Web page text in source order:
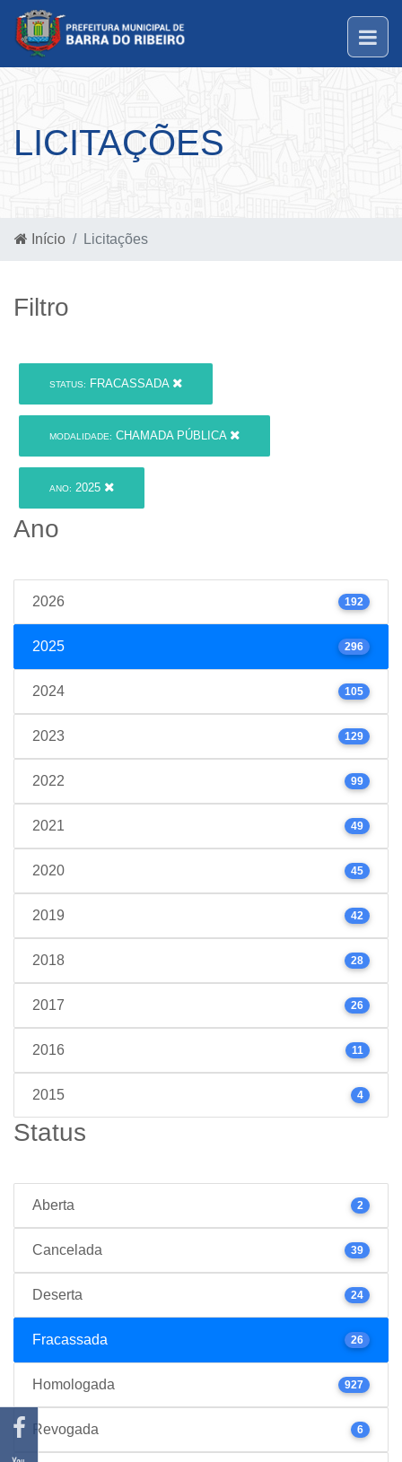
LICITAÇÕES
Início Licitações
Filtro
STATUS: FRACASSADA
MODALIDADE: CHAMADA PÚBLICA
ANO: 2025
Ano
2026 192
2025 296
2024 105
2023 129
2022 99
2021 49
2020 45
2019 42
2018 28
2017 26
2016 11
2015 4
Status
Aberta 2
Cancelada 39
Deserta 24
Fracassada 26
Homologada 927
Revogada 6